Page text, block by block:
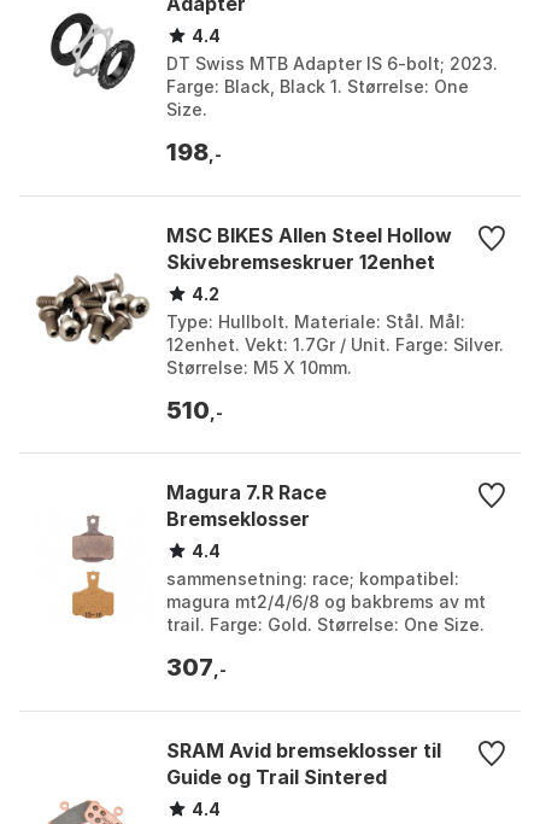
4.4
DT Swiss MTB Adapter IS 6-bolt; 2023.
Farge: Black, Black 1. Størrelse: One
Size.
198 ,-
MSC BIKES Allen Steel Hollow
Skivebremseskruer 12enhet
4.2
Type: Hullbolt. Materiale: Stål. Mål:
12enhet. Vekt: 1.7Gr / Unit. Farge: Silver.
Størrelse: M5 X 10mm.
510 ,-
Magura 7.R Race
Bremseklosser
4.4
sammensetning: race; kompatibel:
magura mt2/4/6/8 og bakbrems av mt
trail. Farge: Gold. Størrelse: One Size.
307 ,-
SRAM Avid bremseklosser til
Guide og Trail Sintered
4.4